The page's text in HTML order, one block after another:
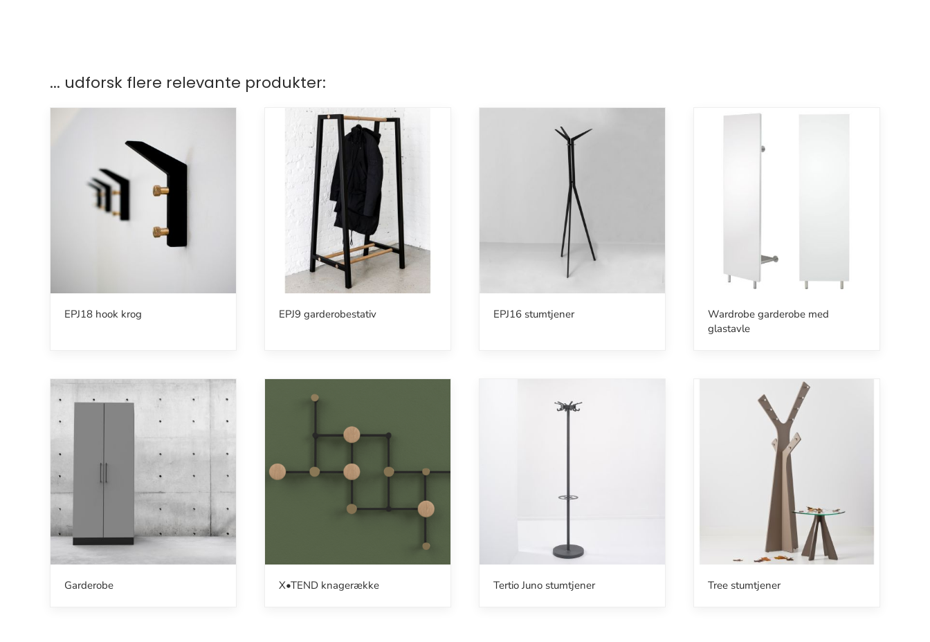
... udforsk flere relevante produkter:
EPJ18 hook krog EPJ9 garderobestativ EPJ16 stumtjener
Wardrobe garderobe med
glastavle
Garderobe X•TEND knagerække Tertio Juno stumtjener Tree stumtjener